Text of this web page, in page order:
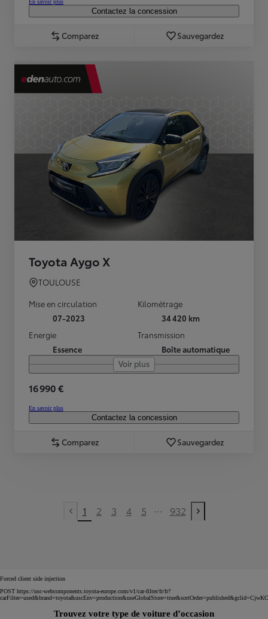
En savoir plus
Contactez la concession
Comparez Sauvegardez
Toyota Aygo X
TOULOUSE
Mise en circulation
07-2023
Kilométrage
34 420 km
Energie
Essence
Transmission
Boîte automatique
Voir plus
16 990 €
En savoir plus
Contactez la concession
Comparez Sauvegardez
Previous page
1 2 3 4 5 ... 932
Next page
Forced client side injection
POST https://usc-webcomponents.toyota-europe.com/v1/car-filter/fr/fr?
Trouvez votre type de voiture d’occasion